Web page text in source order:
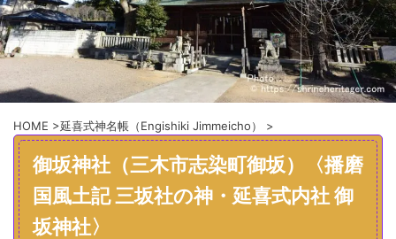
HOME >延喜式神名帳（Engishiki Jimmeicho） >
御坂神社（三木市志染町御坂）〈播磨
国風土記 三坂社の神・延喜式内社 御
坂神社〉